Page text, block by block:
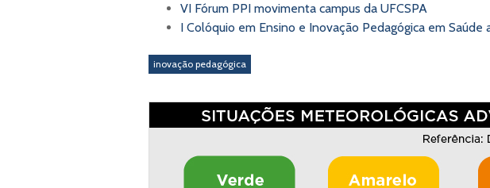
VI Fórum PPI movimenta campus da UFCSPA
I Colóquio em Ensino e Inovação Pedagógica em
inovação pedagógica